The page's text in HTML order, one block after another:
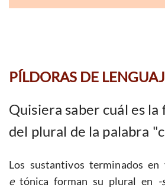
PÍLDORAS DE
Quisiera saber cuál es
del plural de la palabra
Los sustantivos terminados
etónica forman su plural en -